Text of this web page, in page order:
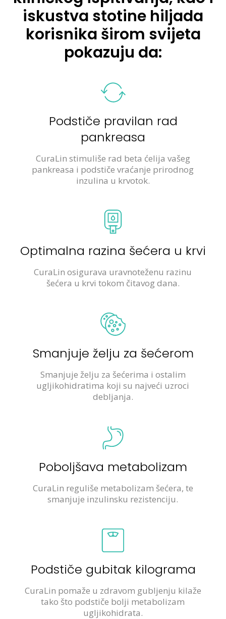
iskustva stotine hiljada
korisnika širom svijeta
pokazuju da:
Podstiče pravilan rad
pankreasa
CuraLin stimuliše rad beta ćelija vašeg
pankreasa i podstiče vraćanje prirodnog
inzulina u krvotok.
Optimalna razina šećera u krvi
CuraLin osigurava uravnoteženu razinu
šećera u krvi tokom čitavog dana.
Smanjuje želju za šećerom
Smanjuje želju za šećerima i ostalim
ugljikohidratima koji su najveći uzroci
debljanja.
Poboljšava metabolizam
CuraLin reguliše metabolizam šećera, te
smanjuje inzulinsku rezistenciju.
Podstiče gubitak kilograma
CuraLin pomaže u zdravom gubljenju kilaže
tako što podstiče bolji metabolizam
ugljikohidrata.